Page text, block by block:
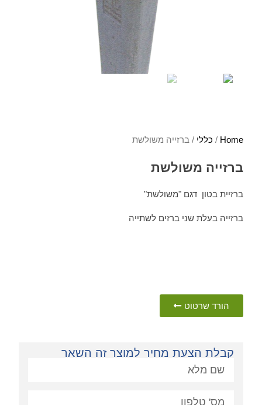
Home
/ כללי / ברזייה משולשת
ברזייה משולשת
ברזיית בטון דגם "משולשת"
ברזייה בעלת שני ברזים לשתייה
הורד שרטוט
קבלת הצעת מחיר למוצר זה השאר
פניה: